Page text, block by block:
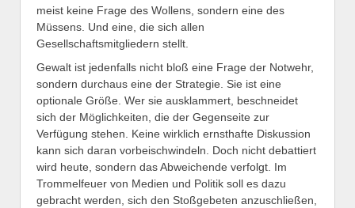
meist keine Frage des Wollens, sondern eine des
Müssens. Und eine, die sich allen
Gesellschaftsmitgliedern stellt.
Gewalt ist jedenfalls nicht bloß eine Frage der Notwehr,
sondern durchaus eine der Strategie. Sie ist eine
optionale Größe. Wer sie ausklammert, beschneidet
sich der Möglichkeiten, die der Gegenseite zur
Verfügung stehen. Keine wirklich ernsthafte Diskussion
kann sich daran vorbeischwindeln. Doch nicht debattiert
wird heute, sondern das Abweichende verfolgt. Im
Trommelfeuer von Medien und Politik soll es dazu
gebracht werden, sich den Stoßgebeten anzuschließen,